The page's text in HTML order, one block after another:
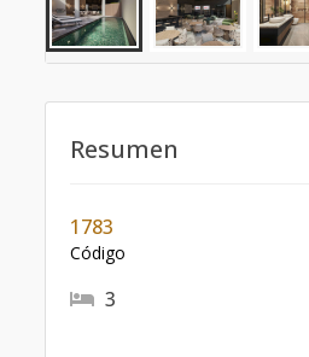
Resumen
1783
Código
3